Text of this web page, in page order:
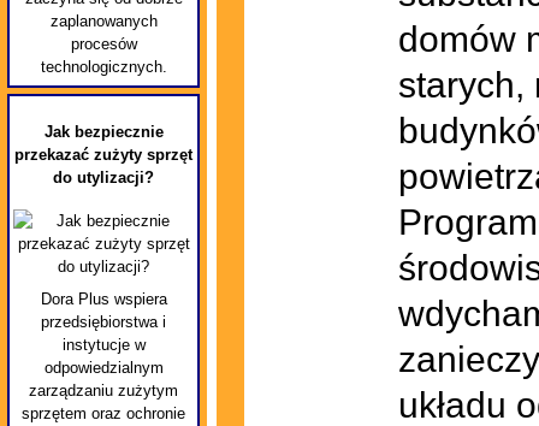
zaplanowanych
procesów
technologicznych.
Jak bezpiecznie
przekazać zużyty sprzęt
do utylizacji?
Dora Plus wspiera
przedsiębiorstwa i
instytucje w
odpowiedzialnym
zarządzaniu zużytym
sprzętem oraz ochronie
domów
starych,
układu